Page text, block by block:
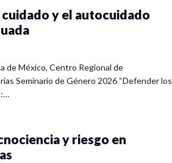
y el autocuidado
de México, Centro Regional de
Seminario de Género 2026 “Defender los
y riesgo en